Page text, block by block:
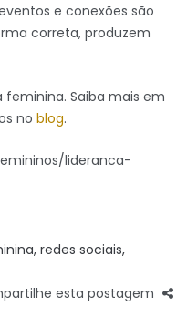
e conexões são
correta, produzem
Saiba mais em
no blog.
lideranca-
, redes sociais,
esta postagem